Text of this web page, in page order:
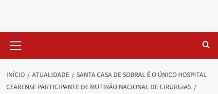
INÍCIO ATUALIDADE
SANTA CASA DE SOBRAL É O ÚNICO HOSPITAL
CEARENSE PARTICIPANTE DE MUTIRÃO NACIONAL DE CIRURGIAS